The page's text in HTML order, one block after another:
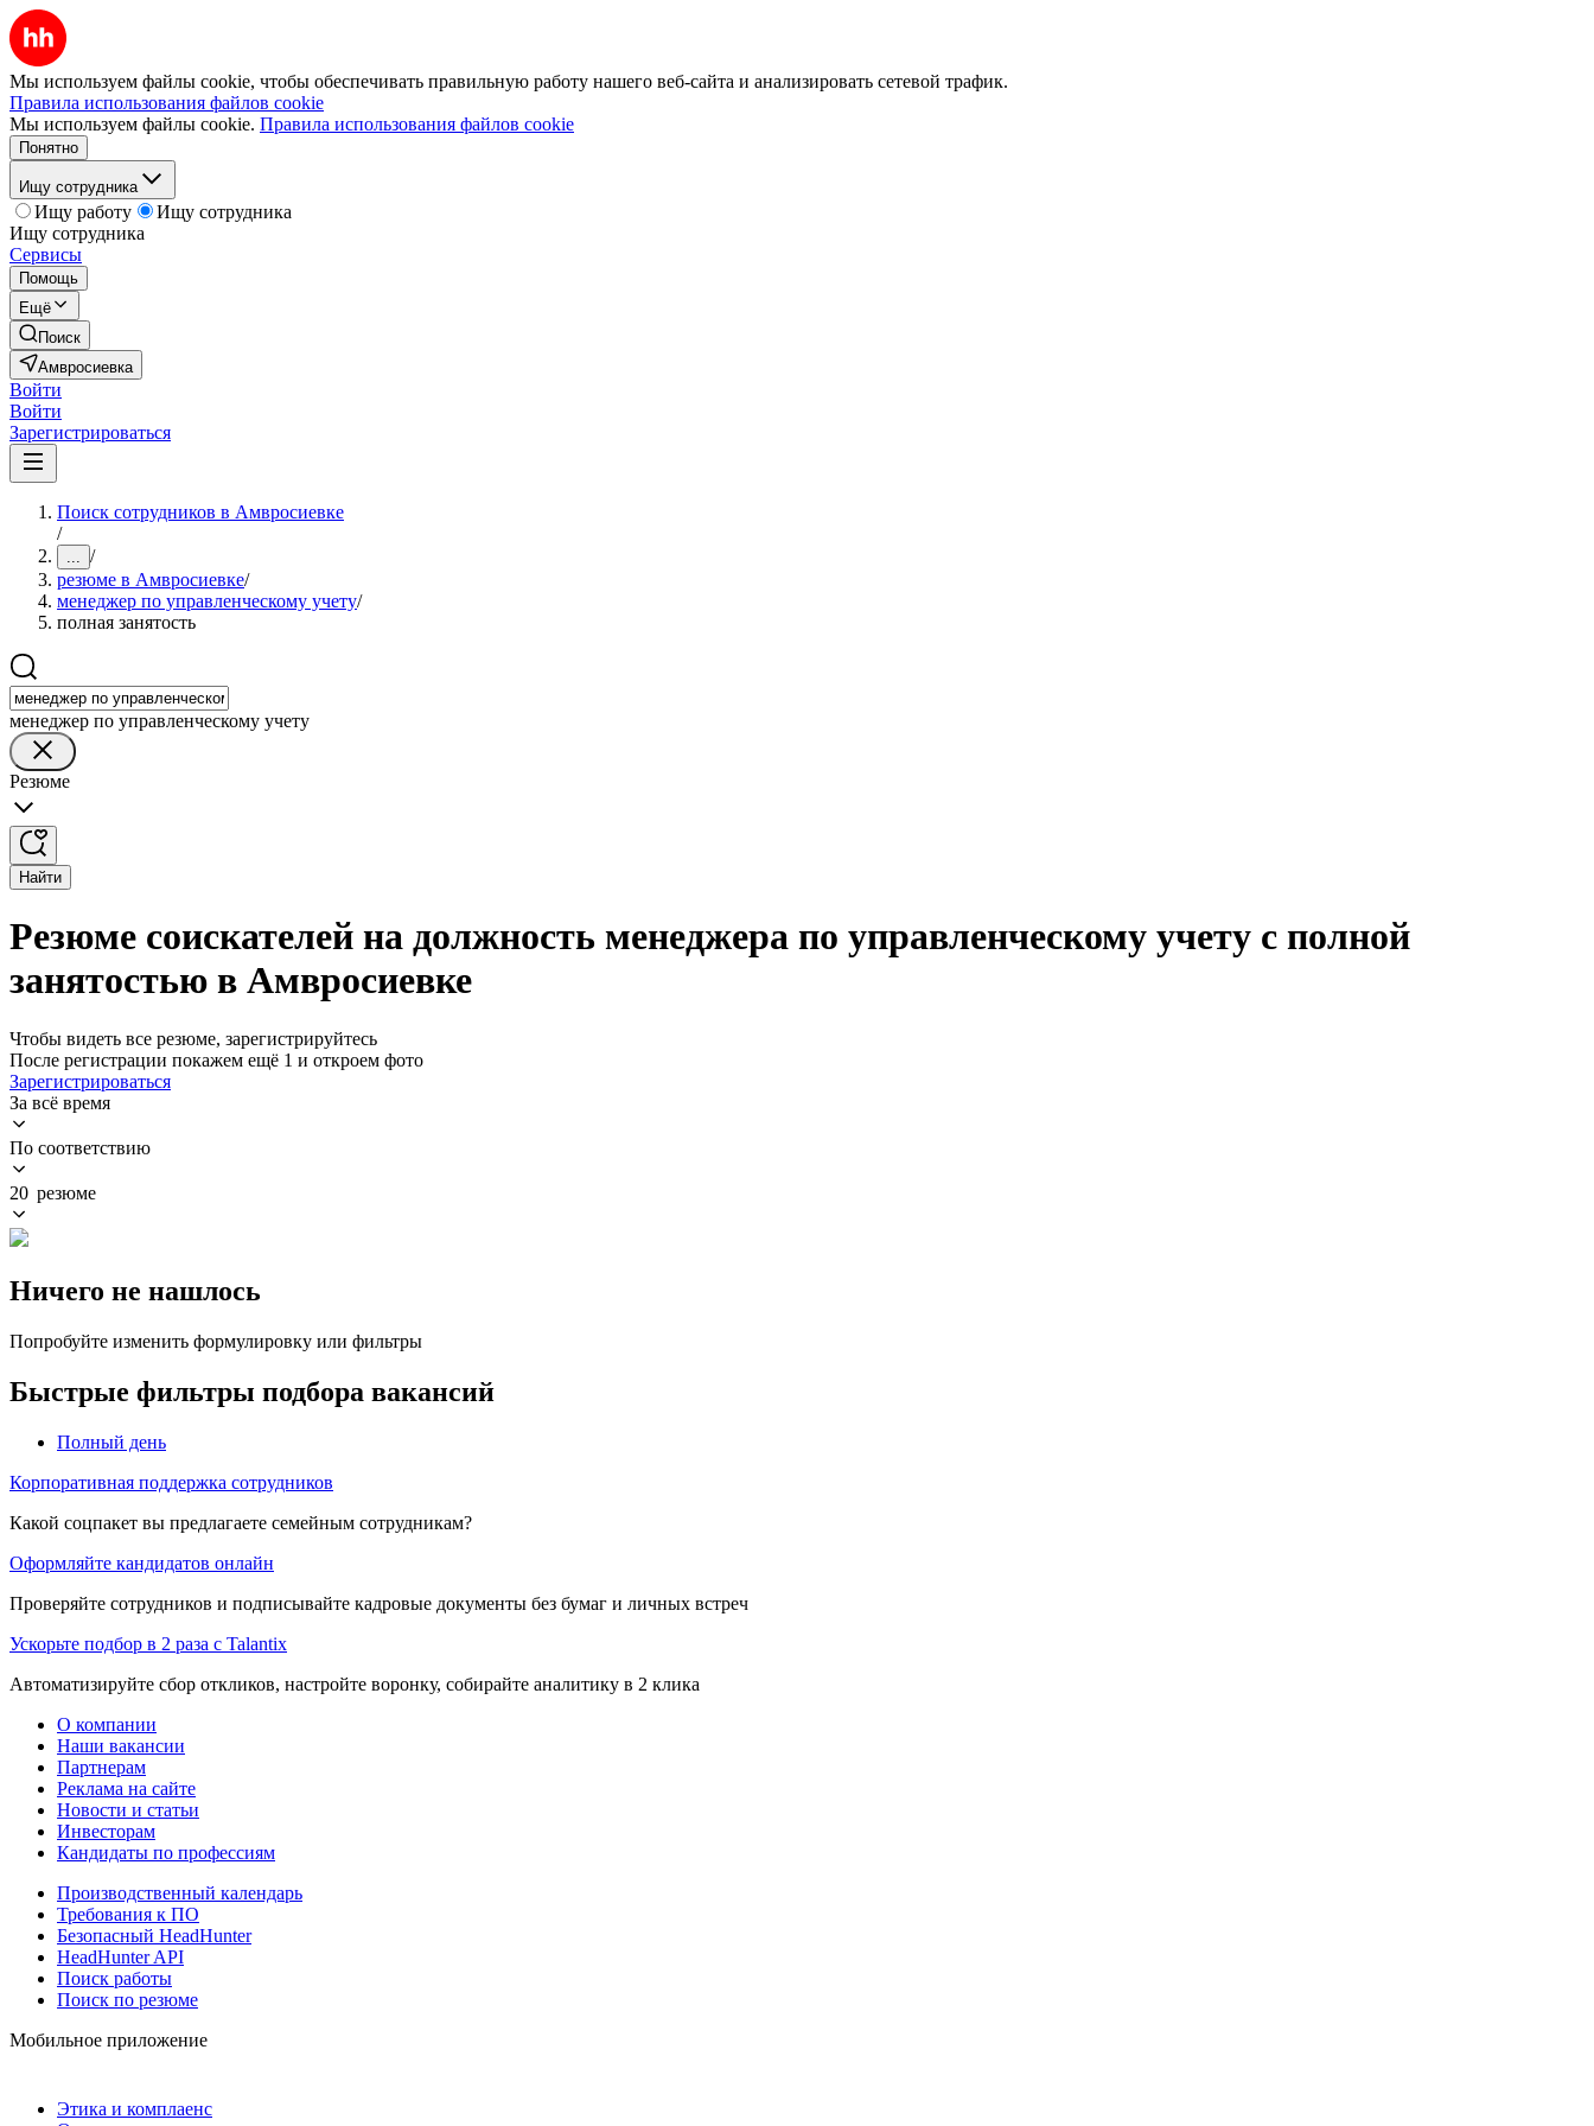
Мы используем файлы cookie, чтобы обеспечивать правильную работу нашего веб-сайта и анализировать сетевой трафик.
Правила использования файлов cookie
Мы используем файлы cookie. Правила использования файлов cookie
Понятно
Ищу сотрудника
Ищу работу
Ищу сотрудника
Ищу сотрудника
Сервисы
Помощь
Ещё
Поиск
Амвросиевка
Войти
Войти
Зарегистрироваться
Поиск сотрудников в Амвросиевке
/
... /
резюме в Амвросиевке/
менеджер по управленческому учету/
полная занятость
менеджер по управленческому учету
Резюме
Найти
Резюме соискателей на должность менеджера по управленческому учету с полной
занятостью в Амвросиевке
Чтобы видеть все резюме, зарегистрируйтесь
После регистрации покажем ещё 1 и откроем фото
Зарегистрироваться
За всё время
По соответствию
20 резюме
Ничего не нашлось
Попробуйте изменить формулировку или фильтры
Быстрые фильтры подбора вакансий
Полный день
Корпоративная поддержка сотрудников
Какой соцпакет вы предлагаете семейным сотрудникам?
Оформляйте кандидатов онлайн
Проверяйте сотрудников и подписывайте кадровые документы без бумаг и личных встреч
Ускорьте подбор в 2 раза с Talantix
Автоматизируйте сбор откликов, настройте воронку, собирайте аналитику в 2 клика
О компании
Наши вакансии
Партнерам
Реклама на сайте
Новости и статьи
Инвесторам
Кандидаты по профессиям
Производственный календарь
Требования к ПО
Безопасный HeadHunter
HeadHunter API
Поиск работы
Поиск по резюме
Мобильное приложение
Этика и комплаенс